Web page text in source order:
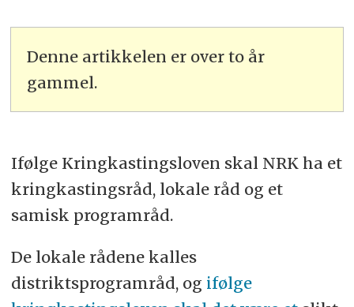
Denne artikkelen er over to år
gammel.
Ifølge Kringkastingsloven skal NRK ha et
kringkastingsråd, lokale råd og et
samisk programråd.
De lokale rådene kalles
distriktsprogramråd, og ifølge